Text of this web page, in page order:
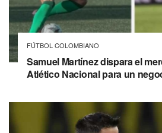
FÚTBOL COLOMBIANO
Samuel Martínez dispara el
Atlético Nacional para un